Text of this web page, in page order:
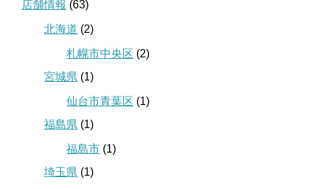
店舗情報 (63)
北海道 (2)
札幌市中央区 (2)
宮城県 (1)
仙台市青葉区 (1)
福島県 (1)
福島市 (1)
埼玉県 (1)